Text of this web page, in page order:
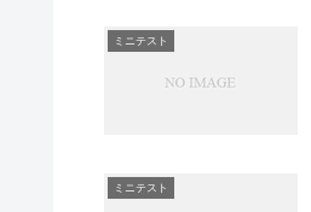
ミニテスト
ミニテスト